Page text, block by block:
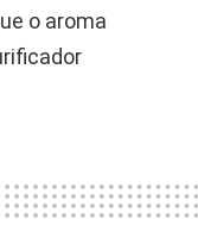
o aroma